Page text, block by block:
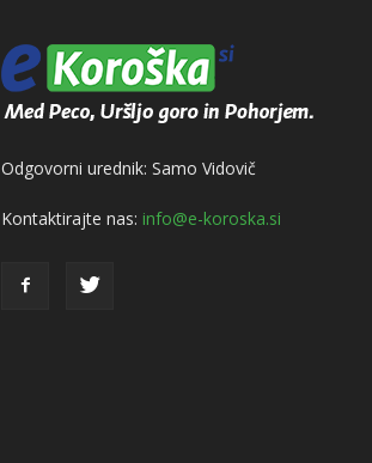
Odgovorni urednik: Samo Vidovič
Kontaktirajte nas: info@e-koroska.si